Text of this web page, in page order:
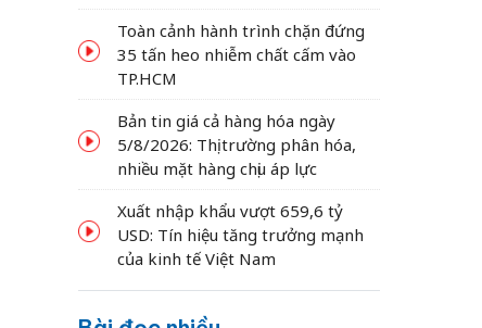
Toàn cảnh hành trình chặn đứng
35 tấn heo nhiễm chất cấm vào
TP.HCM
Bản tin giá cả hàng hóa ngày
5/8/2026: Thị trường phân hóa,
nhiều mặt hàng chịu áp lực
Xuất nhập khẩu vượt 659,6 tỷ
USD: Tín hiệu tăng trưởng mạnh
của kinh tế Việt Nam